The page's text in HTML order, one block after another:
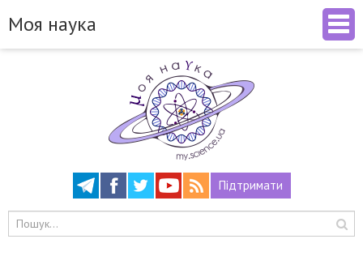
Підтримати
Моя наука